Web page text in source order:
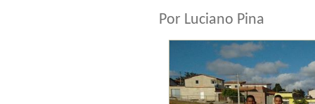
Por Luciano Pina